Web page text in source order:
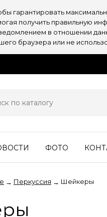
гарантировать
получить правильную
в отношении
браузера или не
ФОТО
→ Перкуссия → Шейкеры